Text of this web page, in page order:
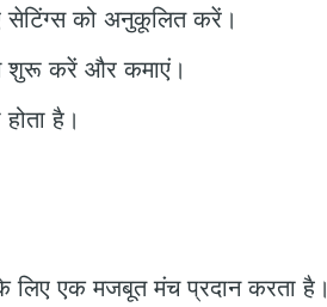
सेटिंग्स को अनुकूलित करें।
शुरू करें और कमाएं।
है।
एक मजबूत मंच प्रदान करता है।